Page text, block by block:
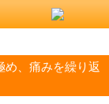
め、痛みを繰り返